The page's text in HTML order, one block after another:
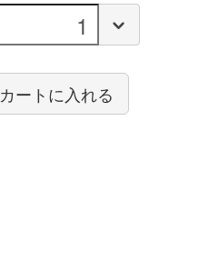
カートに入れる